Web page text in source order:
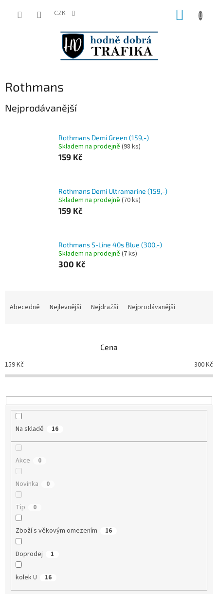
CZK
Rothmans
Nejprodávanější
Rothmans Demi Green (159,-)
Skladem na prodejně (98 ks)
159 Kč
Rothmans Demi Ultramarine (159,-)
Skladem na prodejně (70 ks)
159 Kč
Rothmans S-Line 40s Blue (300,-)
Skladem na prodejně (7 ks)
300 Kč
p
r
o
u
Abecedně Nejlevnější Nejdražší Nejprodávanější
Cena
159Kč 300Kč
Na skladě 16
Akce 0
Novinka 0
Tip 0
Zboží s věkovým omezením 16
Doprodej 1
kolek U 16